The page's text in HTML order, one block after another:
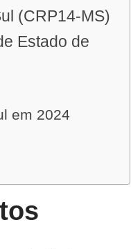
(CRP14-MS)
Estado de
em 2024